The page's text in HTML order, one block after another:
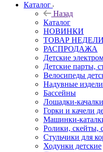
Каталог
Назад
Каталог
НОВИНКИ
ТОВАР
РАСПРОДАЖА
Детские
Детские парты,
Велосипеды
Надувные
Бассейны
Лошадки-качалки
Горки и качели
Машинки-
Ролики, скейты,
Стульчики для
Ходунки детские